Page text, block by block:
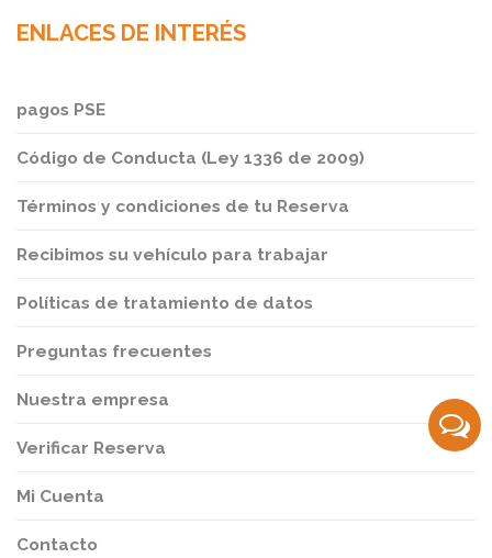
ENLACES DE INTERÉS
pagos PSE
Código de Conducta (Ley 1336 de 2009)
Términos y condiciones de tu Reserva
Recibimos su vehículo para trabajar
Políticas de tratamiento de datos
Preguntas frecuentes
Nuestra empresa
Verificar Reserva
Mi Cuenta
Contacto